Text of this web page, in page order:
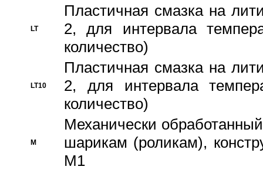
LT
Пластичная смазка на
2, для интервала
количество)
LT10
Пластичная смазка на
2, для интервала
количество)
M
Механически
шарикам (роликам),
M1